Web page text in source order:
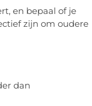
en bepaal of je
zijn om oudere
dan